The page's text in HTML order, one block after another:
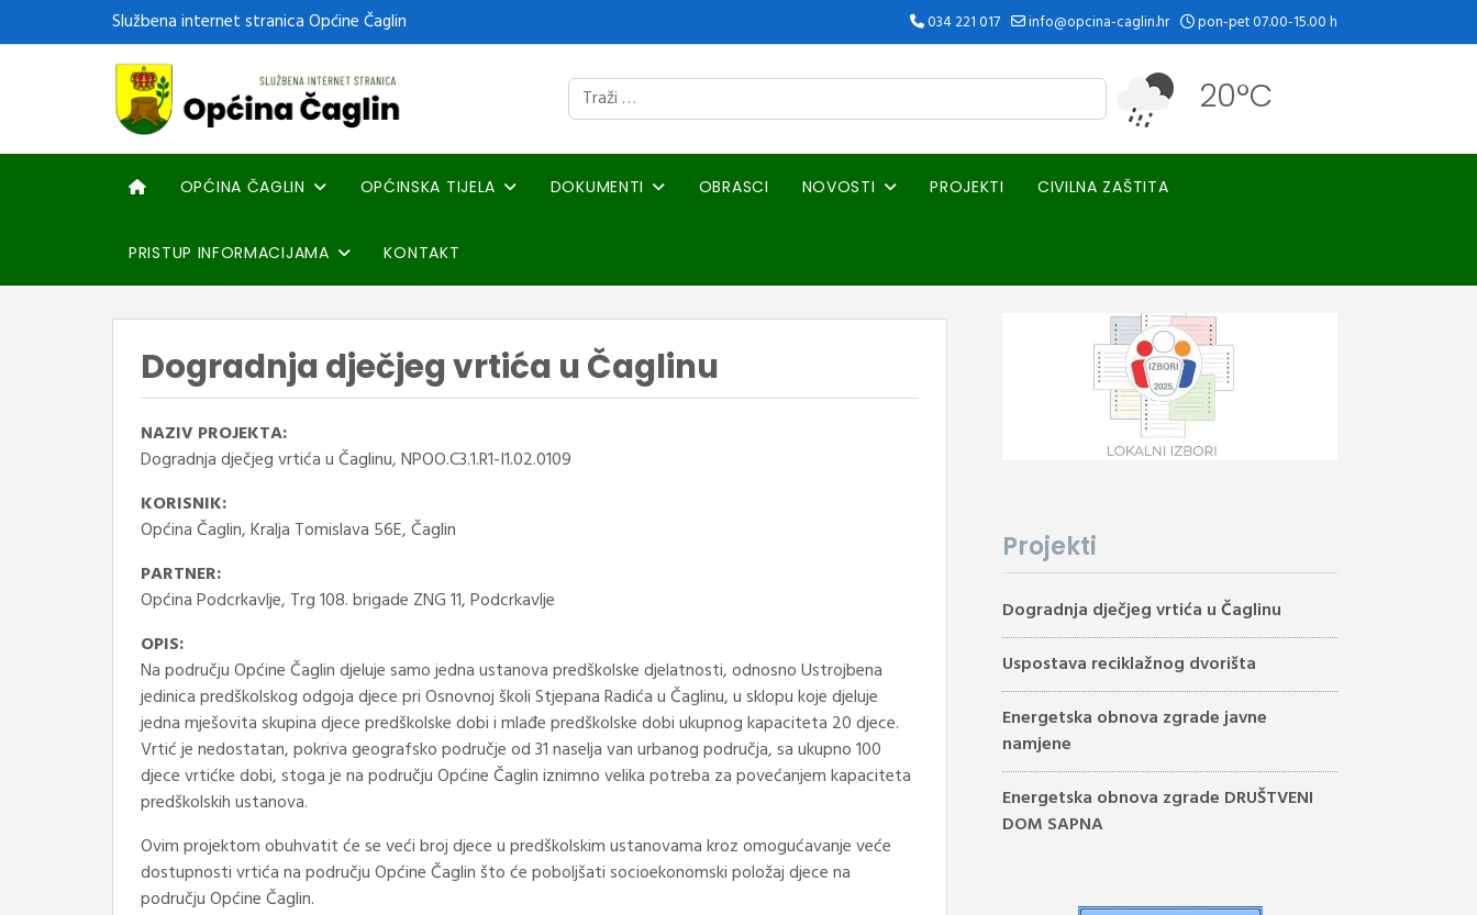
Službena internet stranica Općine Čaglin 034 221 017 info@opcina-caglin.hr pon-pet 07.00-15.00 h
20°C
OPĆINA ČAGLIN OPĆINSKA TIJELA DOKUMENTI OBRASCI NOVOSTI PROJEKTI CIVILNA ZAŠTITA
PRISTUP INFORMACIJAMA KONTAKT
Dogradnja dječjeg vrtića u Čaglinu
NAZIV PROJEKTA:
Dogradnja dječjeg vrtića u Čaglinu, NPOO.C3.1.R1-I1.02.0109
KORISNIK:
Općina Čaglin, Kralja Tomislava 56E, Čaglin
PARTNER:
Općina Podcrkavlje, Trg 108. brigade ZNG 11, Podcrkavlje
OPIS:
Na području Općine Čaglin djeluje samo jedna ustanova predškolske djelatnosti, odnosno Ustrojbena
jedinica predškolskog odgoja djece pri Osnovnoj školi Stjepana Radića u Čaglinu, u sklopu koje djeluje
jedna mješovita skupina djece predškolske dobi i mlađe predškolske dobi ukupnog kapaciteta 20 djece.
Vrtić je nedostatan, pokriva geografsko područje od 31 naselja van urbanog područja, sa ukupno 100
djece vrtićke dobi, stoga je na području Općine Čaglin iznimno velika potreba za povećanjem kapaciteta
predškolskih ustanova.
Ovim projektom obuhvatit će se veći broj djece u predškolskim ustanovama kroz omogućavanje veće
dostupnosti vrtića na području Općine Čaglin što će poboljšati socioekonomski položaj djece na
području Općine Čaglin.
Projekti
Dogradnja dječjeg vrtića u Čaglinu
Uspostava reciklažnog dvorišta
Energetska obnova zgrade javne
namjene
Energetska obnova zgrade DRUŠTVENI
DOM SAPNA